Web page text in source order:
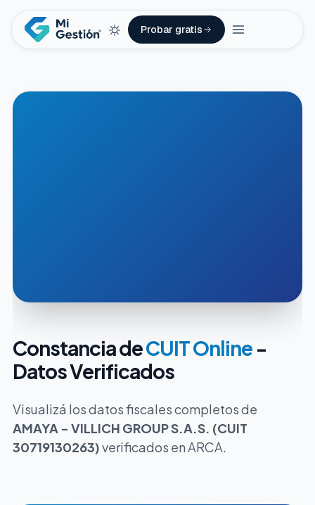
Probar gratis
Constancia deCUIT Online -
Datos Verificados
Visualizá los datos fiscales completos de
AMAYA - VILLICH GROUP S.A.S. (CUIT
30719130263)verificados en ARCA.